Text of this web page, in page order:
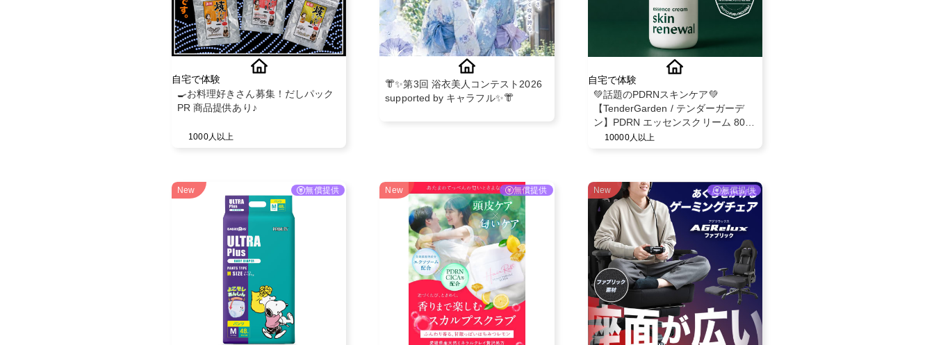
自宅で体験
🍳お料理好きさん募集！だしパック
PR 商品提供あり♪
1000人以上
👘✨第3回 浴衣美人コンテスト2026
supported by キャラフル✨👘
自宅で体験
💚話題のPDRNスキンケア💚
【TenderGarden / テンダーガーデ
ン】PDRN エッセンスクリーム 80ml
モニター募集✨
10000人以上
New 無償提供 New 無償提供 New 無償提供